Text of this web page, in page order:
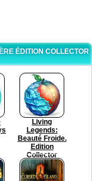
ÉDITION COLLECTOR
Living
Legends:
Beauté Froide.
Edition
Collector